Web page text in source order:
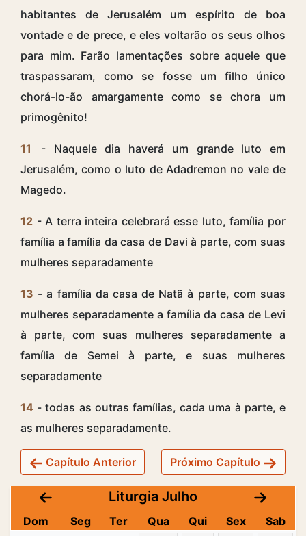
habitantes de Jerusalém um espírito de boa
vontade e de prece, e eles voltarão os seus olhos
para mim. Farão lamentações sobre aquele que
traspassaram, como se fosse um filho único
chorá-lo-ão amargamente como se chora um
primogênito!
11
- Naquele dia haverá um grande luto em
Jerusalém, como o luto de Adadremon no vale de
Magedo.
12 - A terra inteira celebrará esse luto, família por
família a família da casa de Davi à parte, com suas
mulheres separadamente
13 - a família da casa de Natã à parte, com suas
mulheres separadamente a família da casa de Levi
à parte, com suas mulheres separadamente a
família de Semei à parte, e suas mulheres
separadamente
14 - todas as outras famílias, cada uma à parte, e
as mulheres separadamente.
Capítulo Anterior Próximo Capítulo
Liturgia Julho
Dom Seg Ter Qua Qui Sex
Sab